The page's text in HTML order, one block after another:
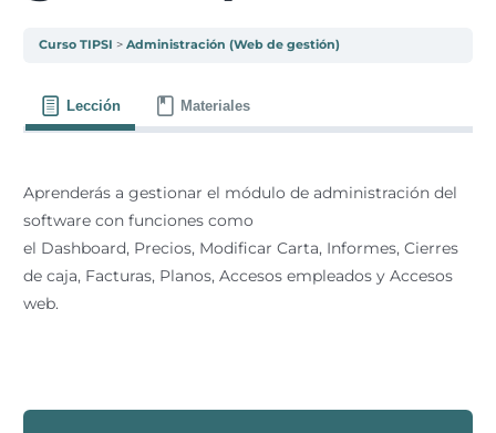
Curso TIPSI Administración (Web de gestión)
Lección Materiales
Aprenderás a gestionar el módulo de administración del
software con funciones como
el Dashboard, Precios, Modificar Carta, Informes, Cierres
de caja, Facturas, Planos, Accesos empleados y Accesos
web.